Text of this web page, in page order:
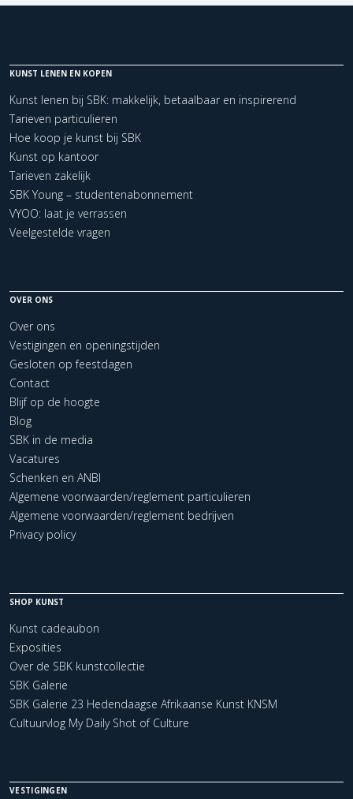
KUNST LENEN EN KOPEN
Kunst lenen bij SBK: makkelijk, betaalbaar en inspirerend
Tarieven particulieren
Hoe koop je kunst bij SBK
Kunst op kantoor
Tarieven zakelijk
SBK Young – studentenabonnement
VYOO: laat je verrassen
Veelgestelde vragen
OVER ONS
Over ons
Vestigingen en openingstijden
Gesloten op feestdagen
Contact
Blijf op de hoogte
Blog
SBK in de media
Vacatures
Schenken en ANBI
Algemene voorwaarden/reglement particulieren
Algemene voorwaarden/reglement bedrijven
Privacy policy
SHOP KUNST
Kunst cadeaubon
Exposities
Over de SBK kunstcollectie
SBK Galerie
SBK Galerie 23 Hedendaagse Afrikaanse Kunst KNSM
Cultuurvlog My Daily Shot of Culture
VESTIGINGEN